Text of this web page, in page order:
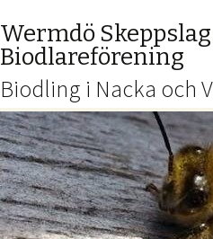
Wermdö
Biodlareförening
Biodling i Nacka och